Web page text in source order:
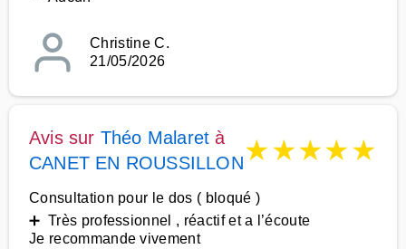
Christine C.
21/05/2026
Avis sur Théo Malaret à
CANET EN ROUSSILLON★★★★★
Consultation pour le dos ( bloqué )
➕ Très professionnel , réactif et a l’écoute
Je recommande vivement